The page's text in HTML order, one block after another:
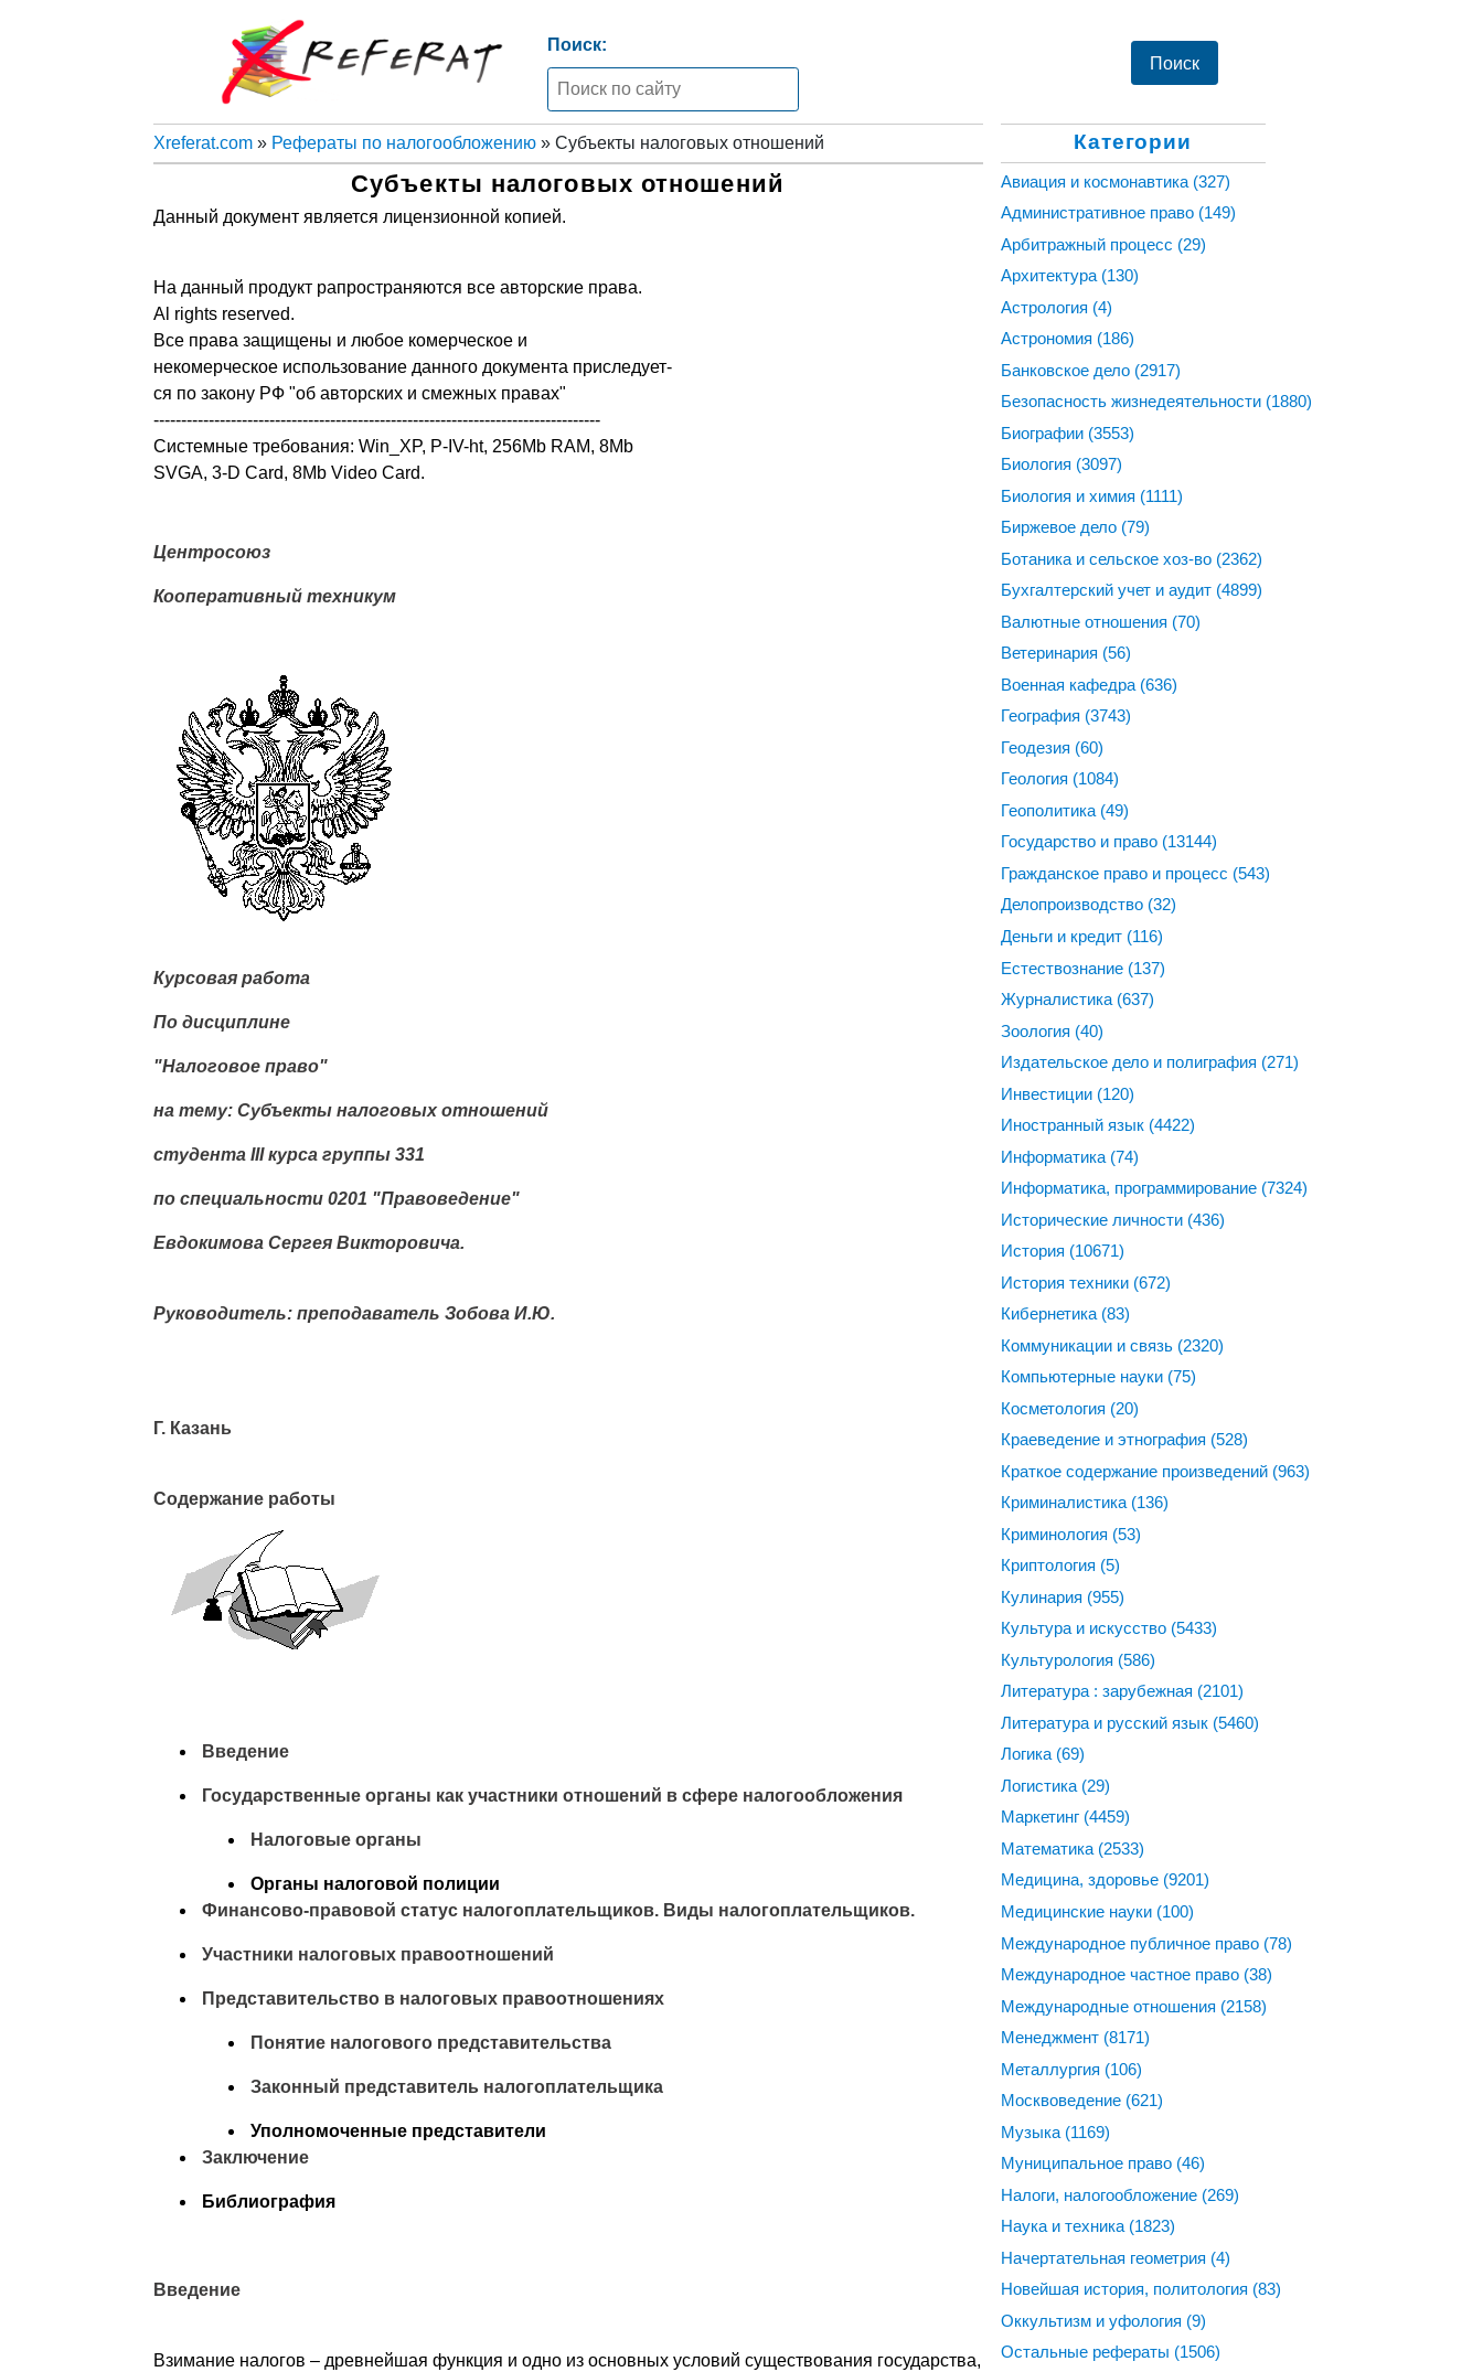
Поиск:
Xreferat.com» Рефераты по налогообложению» Субъекты налоговых отношений
Субъекты налоговых отношений
Данный документ является лицензионной копией.
На данный продукт рапространяются все авторские права.
Al rights reserved.
Все права защищены и любое комерческое и
некомерческое использование данного документа приследует-
ся по закону РФ "об авторских и смежных правах"
---------------------------------------------------------------------------------
Системные требования: Win_XP, P-IV-ht, 256Mb RAM, 8Mb
SVGA, 3-D Card, 8Mb Video Card.
Центросоюз
Кооперативный техникум
Курсовая работа
По дисциплине
"Налоговое право"
на тему: Субъекты налоговых отношений
студента III курса группы 331
по специальности 0201 "Правоведение"
Евдокимова Сергея Викторовича.
Руководитель: преподаватель Зобова И.Ю.
Г. Казань
Содержание работы
Введение
Государственные органы как участники отношений в сфере налогообложения
Налоговые органы
Органы налоговой полиции
Финансово-правовой статус налогоплательщиков. Виды налогоплательщиков.
Участники налоговых правоотношений
Представительство в налоговых правоотношениях
Понятие налогового представительства
Законный представитель налогоплательщика
Уполномоченные представители
Заключение
Библиография
Введение
Взимание налогов – древнейшая функция и одно из основных условий существования государства,
Категории
Авиация и космонавтика (327)
Административное право (149)
Арбитражный процесс (29)
Архитектура (130)
Астрология (4)
Астрономия (186)
Банковское дело (2917)
Безопасность жизнедеятельности (1880)
Биографии (3553)
Биология (3097)
Биология и химия (1111)
Биржевое дело (79)
Ботаника и сельское хоз-во (2362)
Бухгалтерский учет и аудит (4899)
Валютные отношения (70)
Ветеринария (56)
Военная кафедра (636)
География (3743)
Геодезия (60)
Геология (1084)
Геополитика (49)
Государство и право (13144)
Гражданское право и процесс (543)
Делопроизводство (32)
Деньги и кредит (116)
Естествознание (137)
Журналистика (637)
Зоология (40)
Издательское дело и полиграфия (271)
Инвестиции (120)
Иностранный язык (4422)
Информатика (74)
Информатика, программирование (7324)
Исторические личности (436)
История (10671)
История техники (672)
Кибернетика (83)
Коммуникации и связь (2320)
Компьютерные науки (75)
Косметология (20)
Краеведение и этнография (528)
Краткое содержание произведений (963)
Криминалистика (136)
Криминология (53)
Криптология (5)
Кулинария (955)
Культура и искусство (5433)
Культурология (586)
Литература : зарубежная (2101)
Литература и русский язык (5460)
Логика (69)
Логистика (29)
Маркетинг (4459)
Математика (2533)
Медицина, здоровье (9201)
Медицинские науки (100)
Международное публичное право (78)
Международное частное право (38)
Международные отношения (2158)
Менеджмент (8171)
Металлургия (106)
Москвоведение (621)
Музыка (1169)
Муниципальное право (46)
Налоги, налогообложение (269)
Наука и техника (1823)
Начертательная геометрия (4)
Новейшая история, политология (83)
Оккультизм и уфология (9)
Остальные рефераты (1506)